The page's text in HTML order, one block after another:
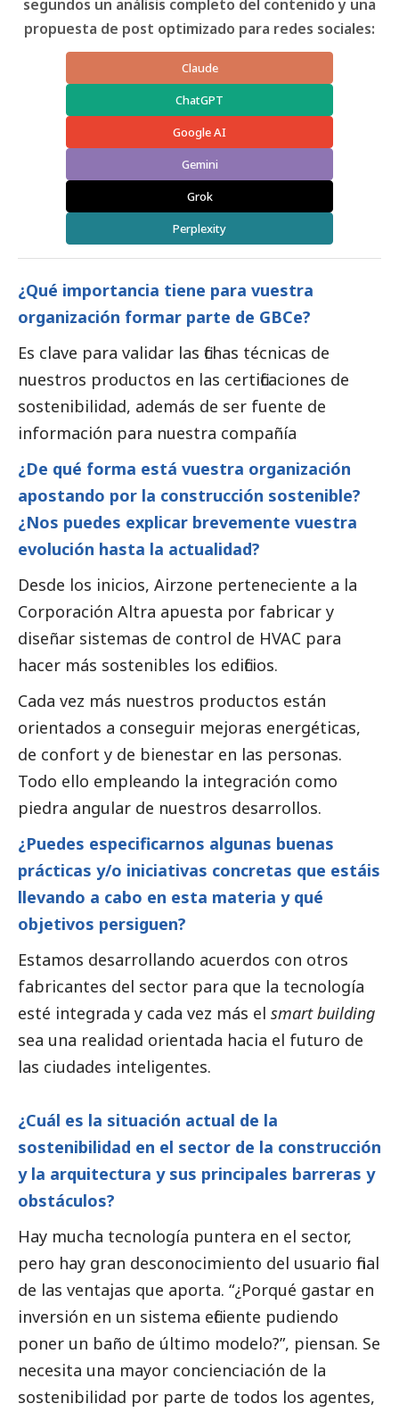
segundos un análisis completo del contenido y una
propuesta de post optimizado para redes sociales:
Claude
ChatGPT
Google AI
Gemini
Grok
Perplexity
¿Qué importancia tiene para vuestra
organización formar parte de GBCe?
Es clave para validar las fichas técnicas de
nuestros productos en las certificaciones de
sostenibilidad, además de ser fuente de
información para nuestra compañía
¿De qué forma está vuestra organización
apostando por la construcción sostenible?
¿Nos puedes explicar brevemente vuestra
evolución hasta la actualidad?
Desde los inicios, Airzone perteneciente a la
Corporación Altra apuesta por fabricar y
diseñar sistemas de control de HVAC para
hacer más sostenibles los edificios.
Cada vez más nuestros productos están
orientados a conseguir mejoras energéticas,
de confort y de bienestar en las personas.
Todo ello empleando la integración como
piedra angular de nuestros desarrollos.
¿Puedes especificarnos algunas buenas
prácticas y/o iniciativas concretas que estáis
llevando a cabo en esta materia y qué
objetivos persiguen?
Estamos desarrollando acuerdos con otros
fabricantes del sector para que la tecnología
esté integrada y cada vez más el smart building
sea una realidad orientada hacia el futuro de
las ciudades inteligentes.
¿Cuál es la situación actual de la
sostenibilidad en el sector de la construcción
y la arquitectura y sus principales barreras y
obstáculos?
Hay mucha tecnología puntera en el sector,
pero hay gran desconocimiento del usuario final
de las ventajas que aporta. “¿Porqué gastar en
inversión en un sistema eficiente pudiendo
poner un baño de último modelo?”, piensan. Se
necesita una mayor concienciación de la
sostenibilidad por parte de todos los agentes,